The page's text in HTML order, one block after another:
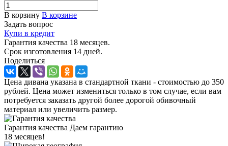
В корзину В корзине
Задать вопрос
Купи в кредит
Гарантия качества 18 месяцев.
Срок изготовления 14 дней.
Поделиться
Цена дивана указана в стандартной ткани - стоимостью до 350
рублей. Цена может измениться только в том случае, если вам
потребуется заказать другой более дорогой обивочный
материал или увеличить размер.
Гарантия качества Даем гарантию
18 месяцев!